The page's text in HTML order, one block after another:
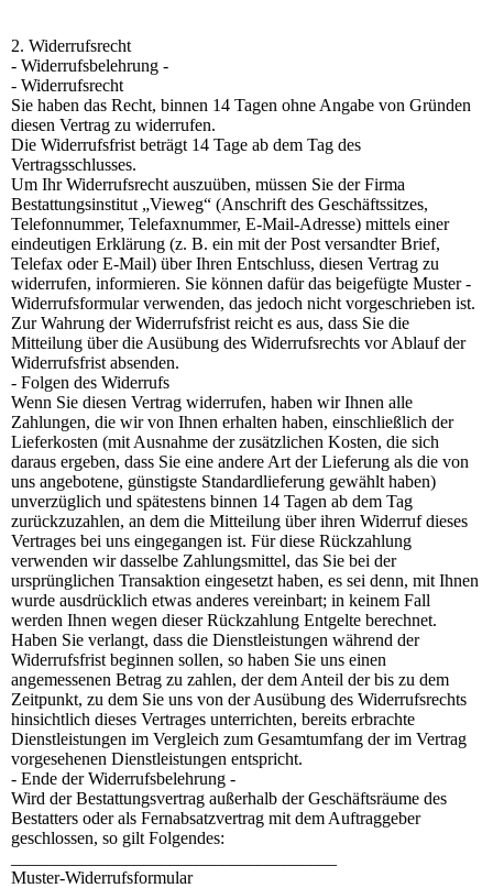
2. Widerrufsrecht
- Widerrufsbelehrung -
- Widerrufsrecht
Sie haben das Recht, binnen 14 Tagen ohne Angabe von Gründen
diesen Vertrag zu widerrufen.
Die Widerrufsfrist beträgt 14 Tage ab dem Tag des
Vertragsschlusses.
Um Ihr Widerrufsrecht auszuüben, müssen Sie der Firma
Bestattungsinstitut „Vieweg“ (Anschrift des Geschäftssitzes,
Telefonnummer, Telefaxnummer, E-Mail-Adresse) mittels einer
eindeutigen Erklärung (z. B. ein mit der Post versandter Brief,
Telefax oder E-Mail) über Ihren Entschluss, diesen Vertrag zu
widerrufen, informieren. Sie können dafür das beigefügte Muster -
Widerrufsformular verwenden, das jedoch nicht vorgeschrieben ist.
Zur Wahrung der Widerrufsfrist reicht es aus, dass Sie die
Mitteilung über die Ausübung des Widerrufsrechts vor Ablauf der
Widerrufsfrist absenden.
- Folgen des Widerrufs
Wenn Sie diesen Vertrag widerrufen, haben wir Ihnen alle
Zahlungen, die wir von Ihnen erhalten haben, einschließlich der
Lieferkosten (mit Ausnahme der zusätzlichen Kosten, die sich
daraus ergeben, dass Sie eine andere Art der Lieferung als die von
uns angebotene, günstigste Standardlieferung gewählt haben)
unverzüglich und spätestens binnen 14 Tagen ab dem Tag
zurückzuzahlen, an dem die Mitteilung über ihren Widerruf dieses
Vertrages bei uns eingegangen ist. Für diese Rückzahlung
verwenden wir dasselbe Zahlungsmittel, das Sie bei der
ursprünglichen Transaktion eingesetzt haben, es sei denn, mit Ihnen
wurde ausdrücklich etwas anderes vereinbart; in keinem Fall
werden Ihnen wegen dieser Rückzahlung Entgelte berechnet.
Haben Sie verlangt, dass die Dienstleistungen während der
Widerrufsfrist beginnen sollen, so haben Sie uns einen
angemessenen Betrag zu zahlen, der dem Anteil der bis zu dem
Zeitpunkt, zu dem Sie uns von der Ausübung des Widerrufsrechts
hinsichtlich dieses Vertrages unterrichten, bereits erbrachte
Dienstleistungen im Vergleich zum Gesamtumfang der im Vertrag
vorgesehenen Dienstleistungen entspricht.
- Ende der Widerrufsbelehrung -
Wird der Bestattungsvertrag außerhalb der Geschäftsräume des
Bestatters oder als Fernabsatzvertrag mit dem Auftraggeber
geschlossen, so gilt Folgendes:
Muster-Widerrufsformular